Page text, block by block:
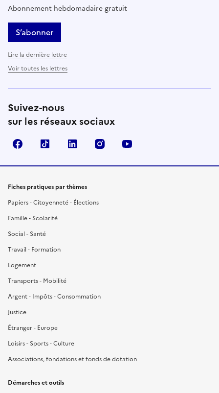
Abonnement hebdomadaire gratuit
S’abonner
Lire la dernière lettre
Voir toutes les lettres
Suivez-nous
sur les réseaux sociaux
FacebookTikTok LinkedIn Instagram
Fiches pratiques par thèmes
Papiers - Citoyenneté - Élections
Famille - Scolarité
Social - Santé
Travail - Formation
Logement
Transports - Mobilité
Argent - Impôts - Consommation
Justice
Étranger - Europe
Loisirs - Sports - Culture
Associations, fondations et fonds de dotation
Démarches et outils